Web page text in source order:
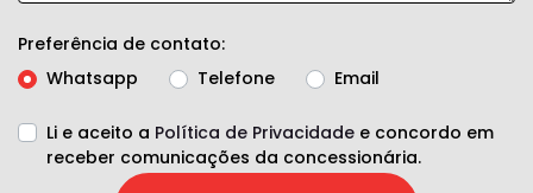
Preferência de contato:
Whatsapp
Telefone Email
Li e aceito a Política de Privacidade e concordo em
receber comunicações da concessionária.